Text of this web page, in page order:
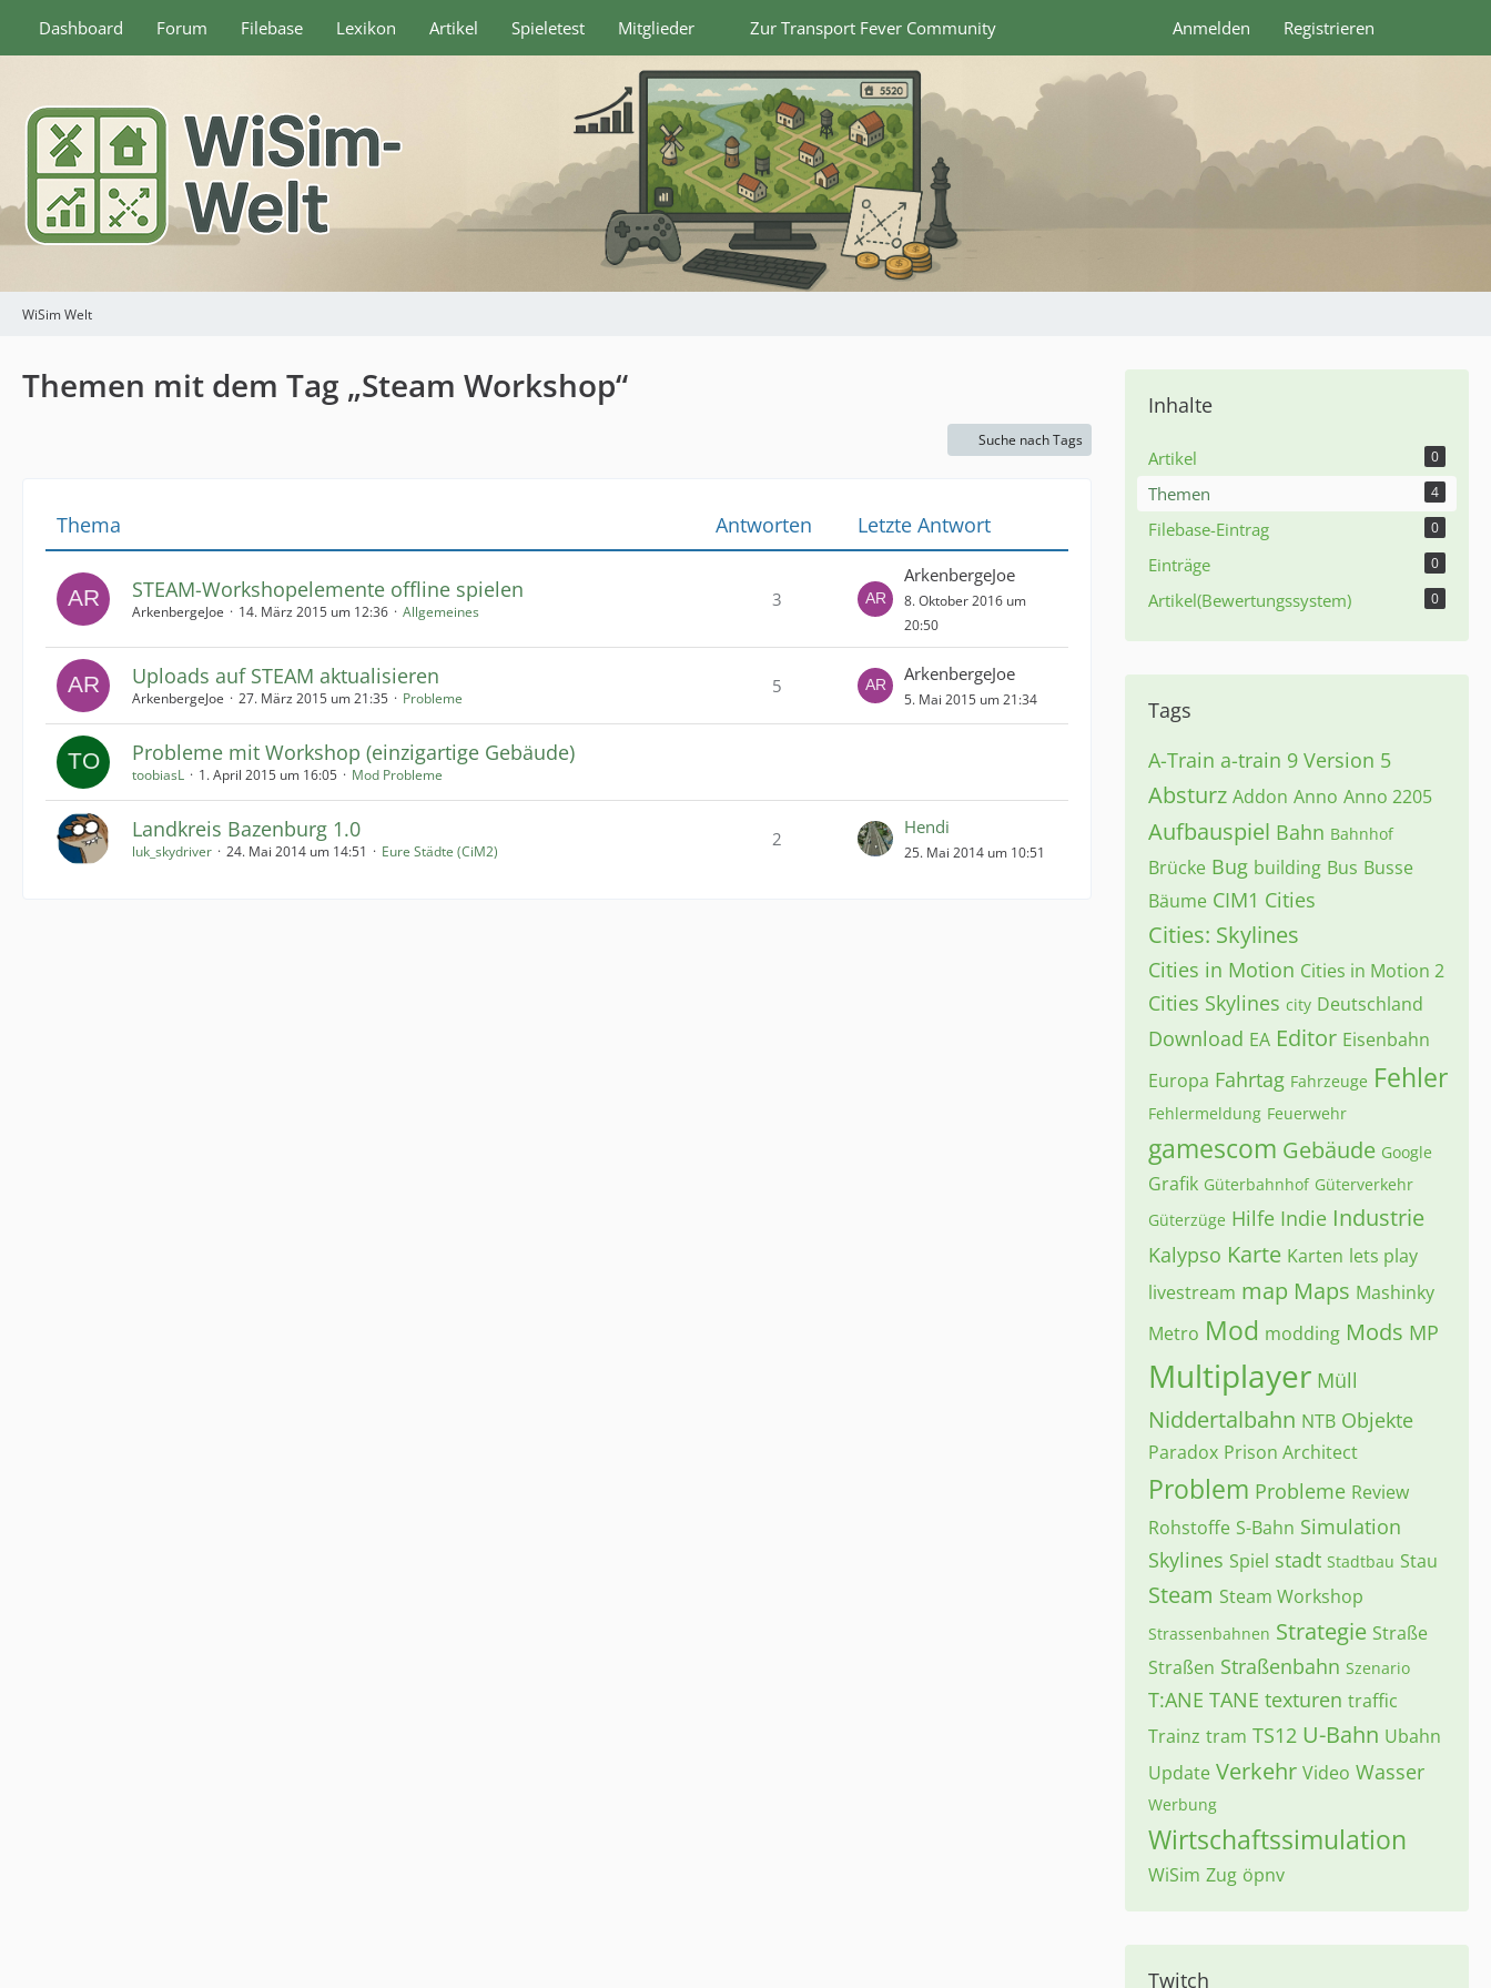
Dashboard Forum Filebase Lexikon Artikel Spieletest Mitglieder Zur Transport Fever Community Anmelden Registrieren
WiSim Welt
Themen mit dem Tag „Steam Workshop“
Suche nach Tags
Thema Antworten Letzte Antwort
STEAM-Workshopelemente offline spielen
ArkenbergeJoe 14. März 2015 um 12:36 Allgemeines
3
ArkenbergeJoe
8. Oktober 2016 um
20:50
Uploads auf STEAM aktualisieren
ArkenbergeJoe 27. März 2015 um 21:35 Probleme
5
ArkenbergeJoe
5. Mai 2015 um 21:34
Probleme mit Workshop (einzigartige Gebäude)
toobiasL 1. April 2015 um 16:05 Mod Probleme
Landkreis Bazenburg 1.0
luk_skydriver 24. Mai 2014 um 14:51 Eure Städte (CiM2)
2
Hendi
25. Mai 2014 um 10:51
Inhalte
Artikel 0
Themen 4
Filebase-Eintrag 0
Einträge 0
Artikel(Bewertungssystem) 0
Tags
A-Train a-train 9 Version 5
Absturz Addon Anno Anno 2205
Aufbauspiel Bahn Bahnhof
Brücke Bug building Bus Busse
Bäume CIM1 Cities
Cities: Skylines
Cities in Motion Cities in Motion 2
Cities Skylines city Deutschland
Download EA Editor Eisenbahn
Europa Fahrtag Fahrzeuge Fehler
Fehlermeldung Feuerwehr
gamescom Gebäude Google
Grafik Güterbahnhof Güterverkehr
Güterzüge Hilfe Indie Industrie
Kalypso Karte Karten lets play
livestream map Maps Mashinky
Metro Mod modding Mods MP
Multiplayer Müll
Niddertalbahn NTB Objekte
Paradox Prison Architect
Problem Probleme Review
Rohstoffe S-Bahn Simulation
Skylines Spiel stadt Stadtbau Stau
Steam Steam Workshop
Strassenbahnen Strategie Straße
Straßen Straßenbahn Szenario
T:ANE TANE texturen traffic
Trainz tram TS12 U-Bahn Ubahn
Update Verkehr Video Wasser
Werbung
Wirtschaftssimulation
WiSim Zug öpnv
Twitch